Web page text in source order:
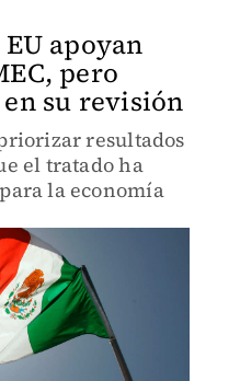
apoyan
pero
su revisión
resultados
el tratado ha
la economía